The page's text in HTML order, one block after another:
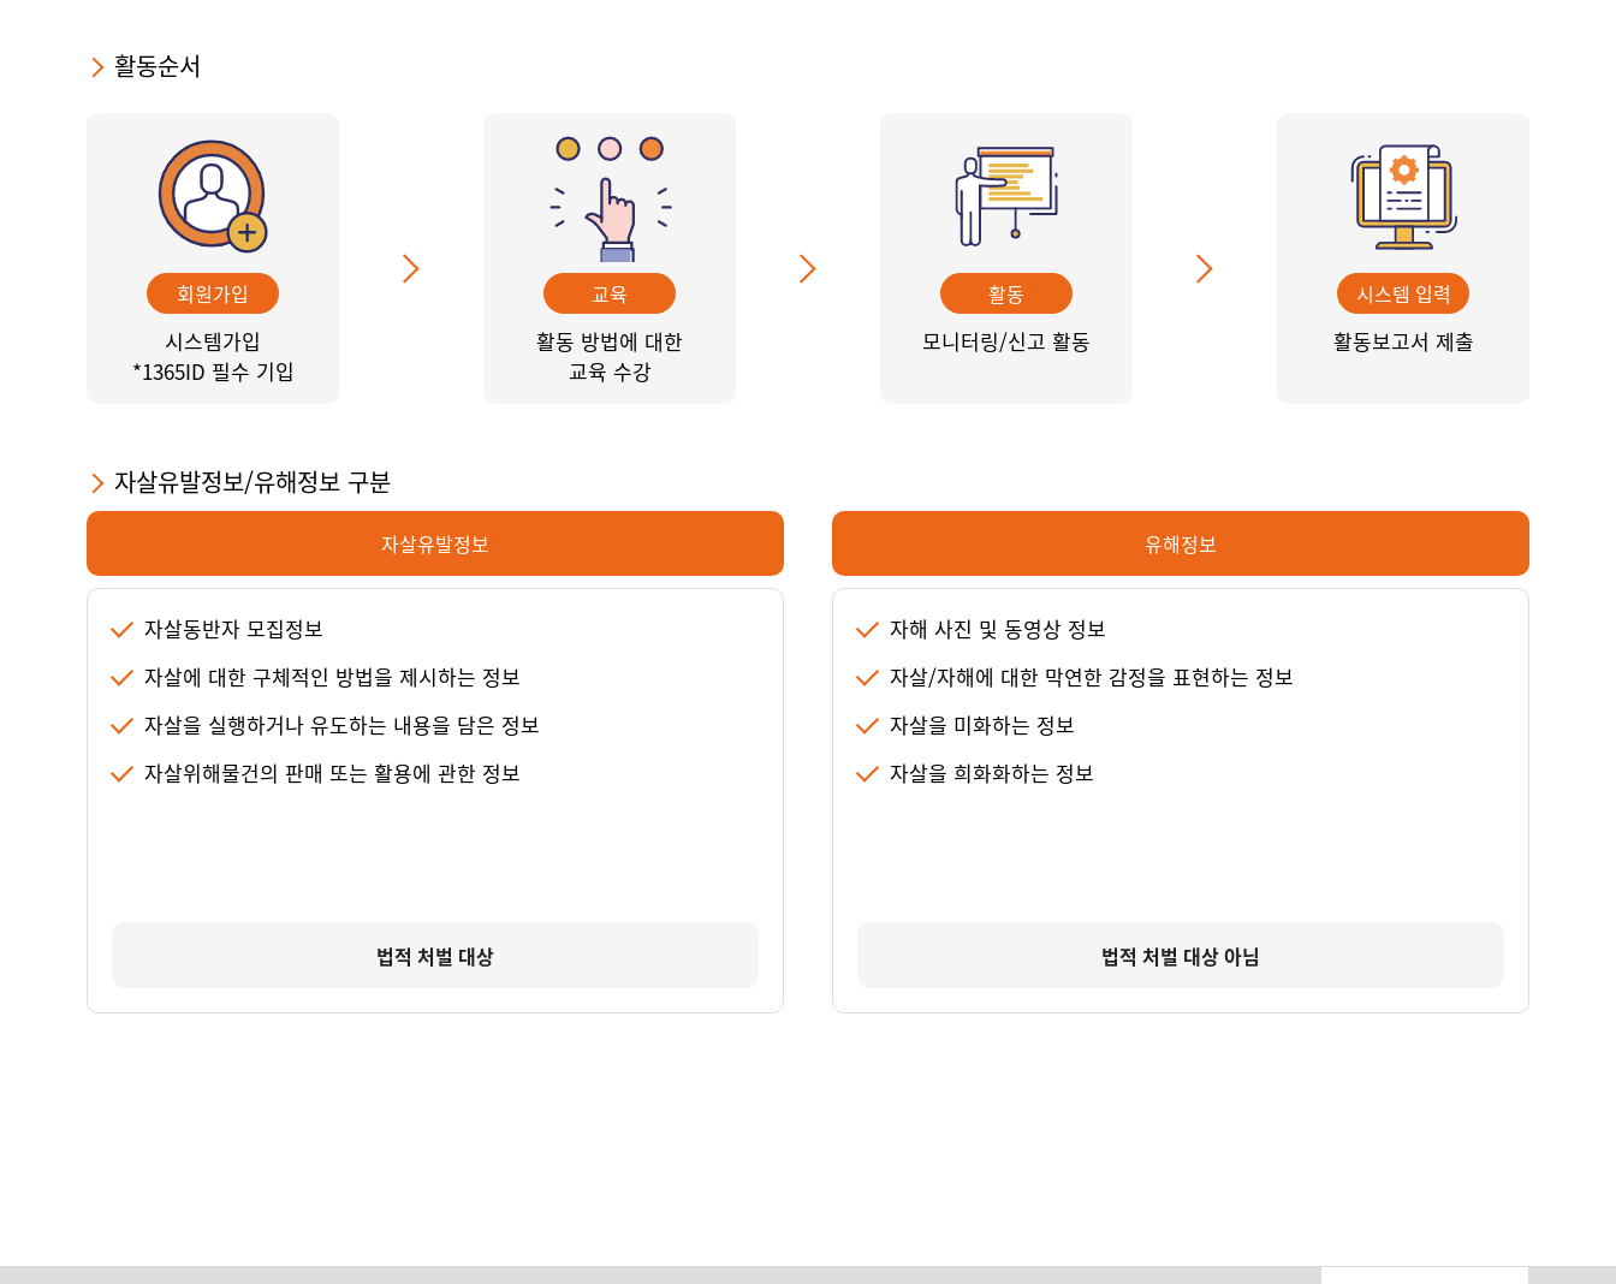
활동순서
회원가입
시스템가입
*1365ID 필수 기입
교육
활동 방법에 대한
교육 수강
활동
모니터링/신고 활동
시스템 입력
활동보고서 제출
자살유발정보/유해정보 구분
자살유발정보
자살동반자 모집정보
자살에 대한 구체적인 방법을 제시하는 정보
자살을 실행하거나 유도하는 내용을 담은 정보
자살위해물건의 판매 또는 활용에 관한 정보
법적 처벌 대상
유해정보
자해 사진 및 동영상 정보
자살/자해에 대한 막연한 감정을 표현하는 정보
자살을 미화하는 정보
자살을 희화화하는 정보
법적 처벌 대상 아님